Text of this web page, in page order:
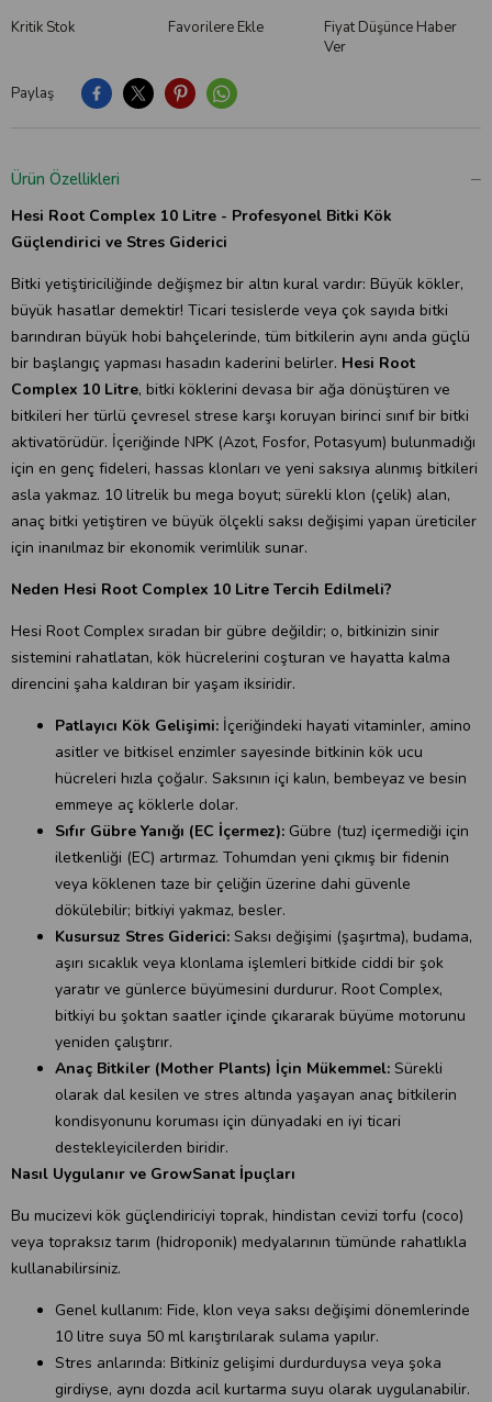
Paylaş
Kritik Stok Favorilere Ekle
Fiyat Düşünce Haber
Ver
Ürün Özellikleri
Hesi Root Complex 10 Litre - Profesyonel Bitki Kök
Güçlendirici ve Stres Giderici
Bitki yetiştiriciliğinde değişmez bir altın kural vardır: Büyük kökler,
büyük hasatlar demektir! Ticari tesislerde veya çok sayıda bitki
barındıran büyük hobi bahçelerinde, tüm bitkilerin aynı anda güçlü
bir başlangıç yapması hasadın kaderini belirler. Hesi Root
Complex 10 Litre, bitki köklerini devasa bir ağa dönüştüren ve
bitkileri her türlü çevresel strese karşı koruyan birinci sınıf bir bitki
aktivatörüdür. İçeriğinde NPK (Azot, Fosfor, Potasyum) bulunmadığı
için en genç fideleri, hassas klonları ve yeni saksıya alınmış bitkileri
asla yakmaz. 10 litrelik bu mega boyut; sürekli klon (çelik) alan,
anaç bitki yetiştiren ve büyük ölçekli saksı değişimi yapan üreticiler
için inanılmaz bir ekonomik verimlilik sunar.
Neden Hesi Root Complex 10 Litre Tercih Edilmeli?
Hesi Root Complex sıradan bir gübre değildir; o, bitkinizin sinir
sistemini rahatlatan, kök hücrelerini coşturan ve hayatta kalma
direncini şaha kaldıran bir yaşam iksiridir.
Patlayıcı Kök Gelişimi: İçeriğindeki hayati vitaminler, amino
asitler ve bitkisel enzimler sayesinde bitkinin kök ucu
hücreleri hızla çoğalır. Saksının içi kalın, bembeyaz ve besin
emmeye aç köklerle dolar.
Sıfır Gübre Yanığı (EC İçermez): Gübre (tuz) içermediği için
iletkenliği (EC) artırmaz. Tohumdan yeni çıkmış bir fidenin
veya köklenen taze bir çeliğin üzerine dahi güvenle
dökülebilir; bitkiyi yakmaz, besler.
Kusursuz Stres Giderici: Saksı değişimi (şaşırtma), budama,
aşırı sıcaklık veya klonlama işlemleri bitkide ciddi bir şok
yaratır ve günlerce büyümesini durdurur. Root Complex,
bitkiyi bu şoktan saatler içinde çıkararak büyüme motorunu
yeniden çalıştırır.
Anaç Bitkiler (Mother Plants) İçin Mükemmel: Sürekli
olarak dal kesilen ve stres altında yaşayan anaç bitkilerin
kondisyonunu koruması için dünyadaki en iyi ticari
destekleyicilerden biridir.
Nasıl Uygulanır ve GrowSanat İpuçları
Bu mucizevi kök güçlendiriciyi toprak, hindistan cevizi torfu (coco)
veya topraksız tarım (hidroponik) medyalarının tümünde rahatlıkla
kullanabilirsiniz.
Genel kullanım: Fide, klon veya saksı değişimi dönemlerinde
10 litre suya 50 ml karıştırılarak sulama yapılır.
Stres anlarında: Bitkiniz gelişimi durdurduysa veya şoka
girdiyse, aynı dozda acil kurtarma suyu olarak uygulanabilir.